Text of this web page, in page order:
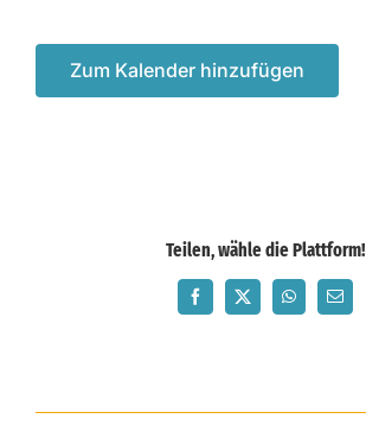
Zum Kalender hinzufügen
Teilen, wähle die Plattform!
Facebook
X WhatsApp
E-
Mail